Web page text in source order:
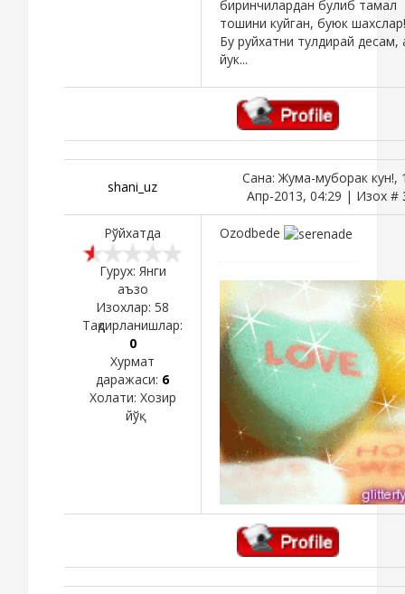
биринчилардан булиб тамал
тошини куйган, буюк шахслар!
Бу руйхатни тулдирай десам,
йук...
shani_uz
Сана: Жума-муборак кун!,
Апр-2013, 04:29 | Изох #
Рўйхатда
Гурух: Янги
аъзо
Изохлар: 58
Тақдирланишлар:
0
Хурмат
даражаси: 6
Холати: Хозир
йўқ
Ozodbede